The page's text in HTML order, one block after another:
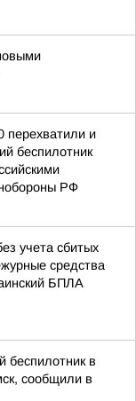
и
беспилотник
РФ
учета сбитых
средства
БПЛА
беспилотник в
сообщили в